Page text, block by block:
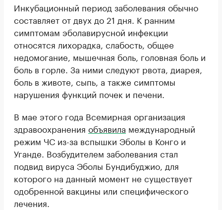
Инкубационный период заболевания обычно
составляет от двух до 21 дня. К ранним
симптомам эболавирусной инфекции
относятся лихорадка, слабость, общее
недомогание, мышечная боль, головная боль и
боль в горле. За ними следуют рвота, диарея,
боль в животе, сыпь, а также симптомы
нарушения функций почек и печени.
В мае этого года Всемирная организация
здравоохранения объявила международный
режим ЧС из-за вспышки Эболы в Конго и
Уганде. Возбудителем заболевания стал
подвид вируса Эболы Бундибуджио, для
которого на данный момент не существует
одобренной вакцины или специфического
лечения.